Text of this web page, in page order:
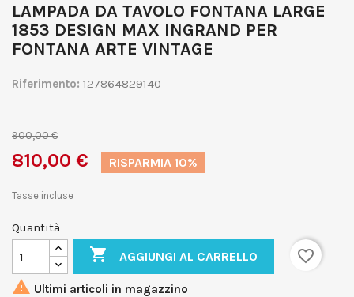
LAMPADA DA TAVOLO FONTANA LARGE
1853 DESIGN MAX INGRAND PER
FONTANA ARTE VINTAGE
Riferimento: 127864829140
900,00 €
810,00 € RISPARMIA 10%
Tasse incluse
Quantità
 AGGIUNGI AL CARRELLO
favorite_border
 Ultimi articoli in magazzino